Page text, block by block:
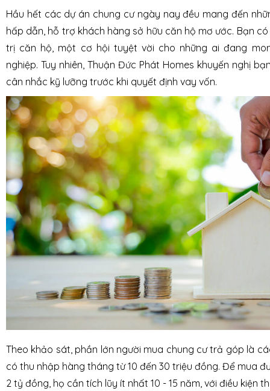
Hầu hết các dự án chung cư ngày nay đều mang đến
hấp dẫn, hỗ trợ khách hàng sở hữu căn hộ mơ ước. Bạn
trị căn hộ, một cơ hội tuyệt vời cho những ai đang
nghiệp. Tuy nhiên, Thuận Đức Phát Homes khuyến nghị
cân nhắc kỹ lưỡng trước khi quyết định vay vốn.
Theo khảo sát, phần lớn người mua chung cư trả góp là
có thu nhập hàng tháng từ 10 đến 30 triệu đồng. Để mua
2 tỷ đồng, họ cần tích lũy ít nhất 10 - 15 năm, với điều kiện